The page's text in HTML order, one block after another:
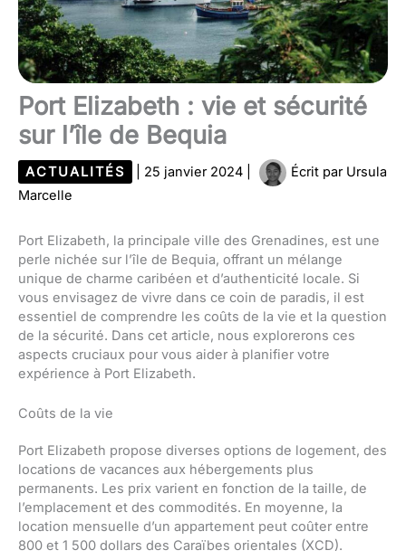
Port Elizabeth : vie et sécurité
sur l’île de Bequia
ACTUALITÉS 25 janvier 2024 Écrit par Ursula
Marcelle
Port Elizabeth, la principale ville des Grenadines, est une
perle nichée sur l’île de Bequia, offrant un mélange
unique de charme caribéen et d’authenticité locale. Si
vous envisagez de vivre dans ce coin de paradis, il est
essentiel de comprendre les coûts de la vie et la question
de la sécurité. Dans cet article, nous explorerons ces
aspects cruciaux pour vous aider à planifier votre
expérience à Port Elizabeth.
Coûts de la vie
Port Elizabeth propose diverses options de logement, des
locations de vacances aux hébergements plus
permanents. Les prix varient en fonction de la taille, de
l’emplacement et des commodités. En moyenne, la
location mensuelle d’un appartement peut coûter entre
800 et 1 500 dollars des Caraïbes orientales (XCD).